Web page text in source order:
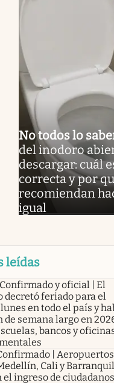
No todos lo
del inodoro
descargar: cuál
correcta y por
recomiendan
igual
leídas
Confirmado y oficial | El
decretó feriado para el
en todo el país y
de semana largo en
bancos y
|
Cali y
ingreso de ciudadanos